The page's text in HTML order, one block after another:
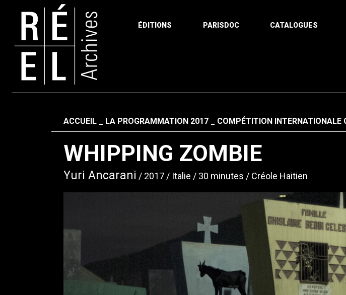
ÉDITIONS PARISDOC CATALOGUES
Fil d'ariane
ACCUEIL LA PROGRAMMATION 2017 COMPÉTITION INTERNATIONALE
WHIPPING ZOMBIE
Yuri Ancarani 2017 Italie 30 minutes Créole Haitien